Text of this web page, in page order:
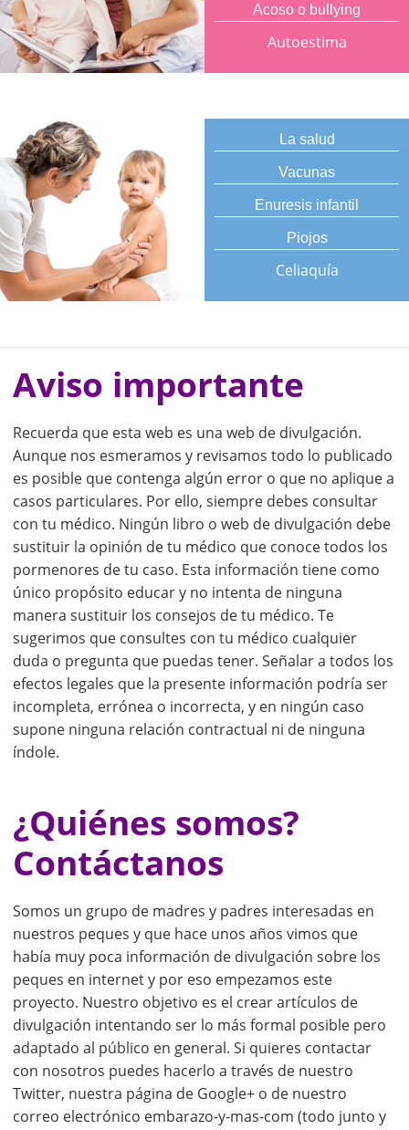
Acoso o bullying
Autoestima
La salud
Vacunas
Enuresis infantil
Piojos
Celiaquía
Aviso importante
Recuerda que esta web es una web de divulgación.
Aunque nos esmeramos y revisamos todo lo publicado
es posible que contenga algún error o que no aplique a
casos particulares. Por ello, siempre debes consultar
con tu médico. Ningún libro o web de divulgación debe
sustituir la opinión de tu médico que conoce todos los
pormenores de tu caso. Esta información tiene como
único propósito educar y no intenta de ninguna
manera sustituir los consejos de tu médico. Te
sugerimos que consultes con tu médico cualquier
duda o pregunta que puedas tener. Señalar a todos los
efectos legales que la presente información podría ser
incompleta, errónea o incorrecta, y en ningún caso
supone ninguna relación contractual ni de ninguna
índole.
¿Quiénes somos?
Contáctanos
Somos un grupo de madres y padres interesadas en
nuestros peques y que hace unos años vimos que
había muy poca información de divulgación sobre los
peques en internet y por eso empezamos este
proyecto. Nuestro objetivo es el crear artículos de
divulgación intentando ser lo más formal posible pero
adaptado al público en general. Si quieres contactar
con nosotros puedes hacerlo a través de nuestro
Twitter, nuestra página de Google+ o de nuestro
correo electrónico embarazo-y-mas-com (todo junto y